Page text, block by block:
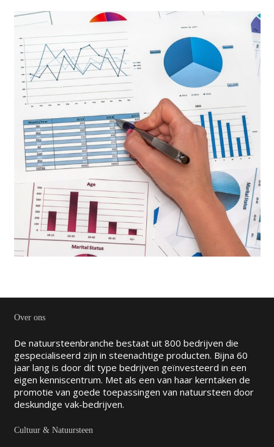
Over ons
De natuursteenbranche bestaat uit 800 bedrijven die
gespecialiseerd zijn in steenachtige producten. Bijna 60
jaar lang is door dit type bedrijven geïnvesteerd in een
eigen kenniscentrum. Met als een van haar kerntaken de
promotie van goede toepassingen van natuursteen door
deskundige vak-bedrijven.
Cultuur & Natuursteen